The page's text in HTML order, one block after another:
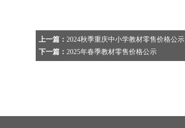
上一篇： 2024秋季重庆中小学教材零售价格公示
下一篇： 2025年春季教材零售价格公示